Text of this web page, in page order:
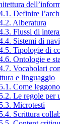
Definire
Alberatura
Flussi di
Sistemi di
Tipologie di
Ontologie e
Vocabolari
e linguaggio
Come
Le regole per
Microtesti
Scrittura